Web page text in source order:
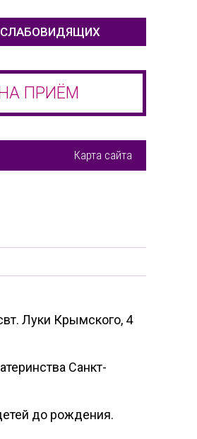
СЛАБОВИДЯЩИХ
ПРИЁМ
Карта сайта
Луки Крымского, 4
Санкт-
до рождения.